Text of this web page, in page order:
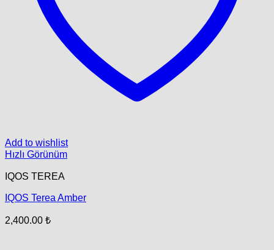
Add to wishlist
Hızlı Görünüm
IQOS TEREA
IQOS Terea Amber
2,400.00 ₺